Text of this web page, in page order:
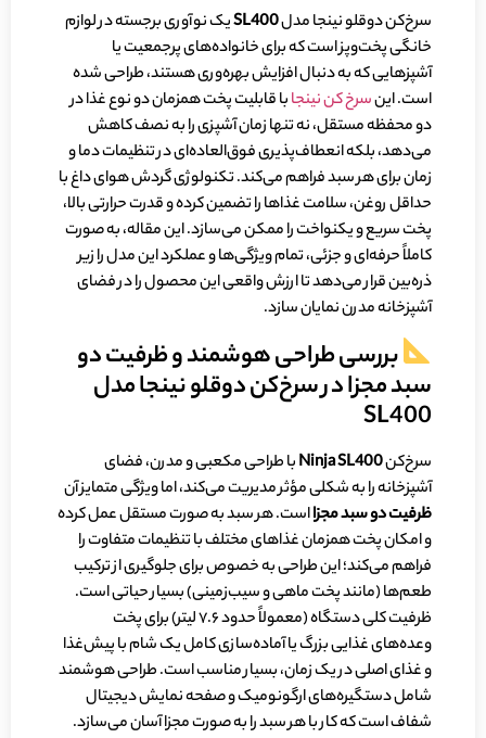
سرخ‌کن دوقلو نینجا مدلSL400یک نوآوری برجسته در لوازم
خانگی پخت‌وپز است که برای خانواده‌های پرجمعیت یا
آشپزهایی که به دنبال افزایش بهره‌وری هستند، طراحی شده
است. اینسرخ کن نینجابا قابلیت پخت همزمان دو نوع غذا در
دو محفظه مستقل، نه تنها زمان آشپزی را به نصف کاهش
می‌دهد، بلکه انعطاف‌پذیری فوق‌العاده‌ای در تنظیمات دما و
زمان برای هر سبد فراهم می‌کند. تکنولوژی گردش هوای داغ با
حداقل روغن، سلامت غذاها را تضمین کرده و قدرت حرارتی بالا،
پخت سریع و یکنواخت را ممکن می‌سازد. این مقاله، به صورت
کاملاً حرفه‌ای و جزئی، تمام ویژگی‌ها و عملکرد این مدل را زیر
ذره‌بین قرار می‌دهد تا ارزش واقعی این محصول را در فضای
آشپزخانه مدرن نمایان سازد.
بررسی طراحی هوشمند و ظرفیت دو
سبد مجزا در سرخ‌کن دوقلو نینجا مدل
SL400
سرخ‌کنNinja SL400با طراحی مکعبی و مدرن، فضای
آشپزخانه را به شکلی مؤثر مدیریت می‌کند، اما ویژگی متمایز آن
ظرفیت دو سبد مجزااست. هر سبد به صورت مستقل عمل کرده
و امکان پخت همزمان غذاهای مختلف با تنظیمات متفاوت را
فراهم می‌کند؛ این طراحی به خصوص برای جلوگیری از ترکیب
طعم‌ها (مانند پخت ماهی و سیب‌زمینی) بسیار حیاتی است.
ظرفیت کلی دستگاه (معمولاً حدود ۷.۶ لیتر) برای پخت
وعده‌های غذایی بزرگ یا آماده‌سازی کامل یک شام با پیش‌غذا
و غذای اصلی در یک زمان، بسیار مناسب است. طراحی هوشمند
شامل دستگیره‌های ارگونومیک و صفحه نمایش دیجیتال
شفاف است که کار با هر سبد را به صورت مجزا آسان می‌سازد.